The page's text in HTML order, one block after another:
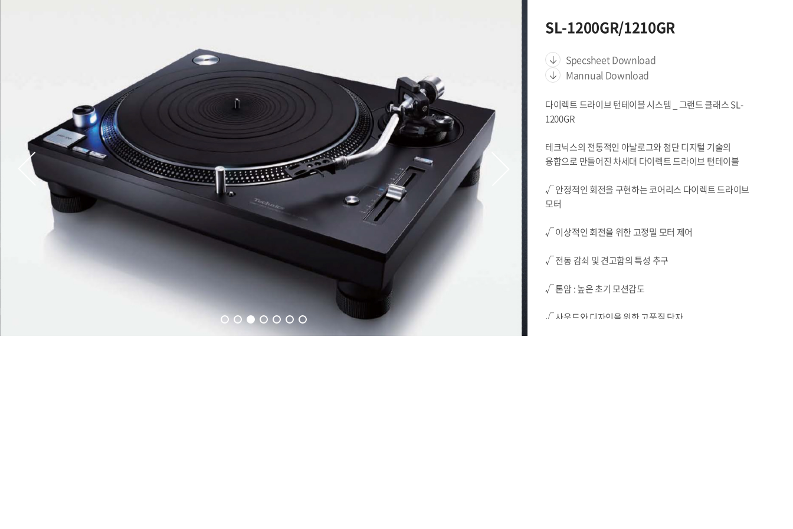
SL-1200GR/1210GR
Specsheet Download
Mannual Download
다이렉트 드라이브 턴테이블 시스템 _ 그랜드 클래스 SL-
1200GR
테크닉스의 전통적인 아날로그와 첨단 디지털 기술의
융합으로 만들어진 차세대 다이렉트 드라이브 턴테이블
√ 안정적인 회전을 구현하는 코어리스 다이렉트 드라이브
모터
√ 이상적인 회전을 위한 고정밀 모터 제어
√ 전동 감쇠 및 견고함의 특성 추구
√ 톤암 : 높은 초기 모션감도
√ 사운드와 디자인을 위한 고품질 단자